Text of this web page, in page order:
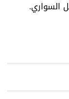
السواري.